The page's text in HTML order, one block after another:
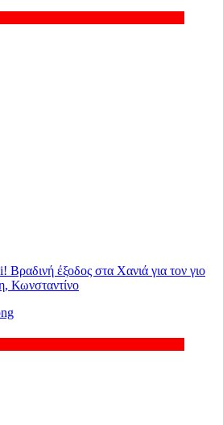
Βραδινή έξοδος στα Χανιά για τον γιο
Κωνσταντίνο